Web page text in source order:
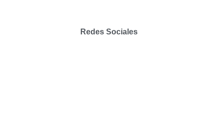
Redes Sociales